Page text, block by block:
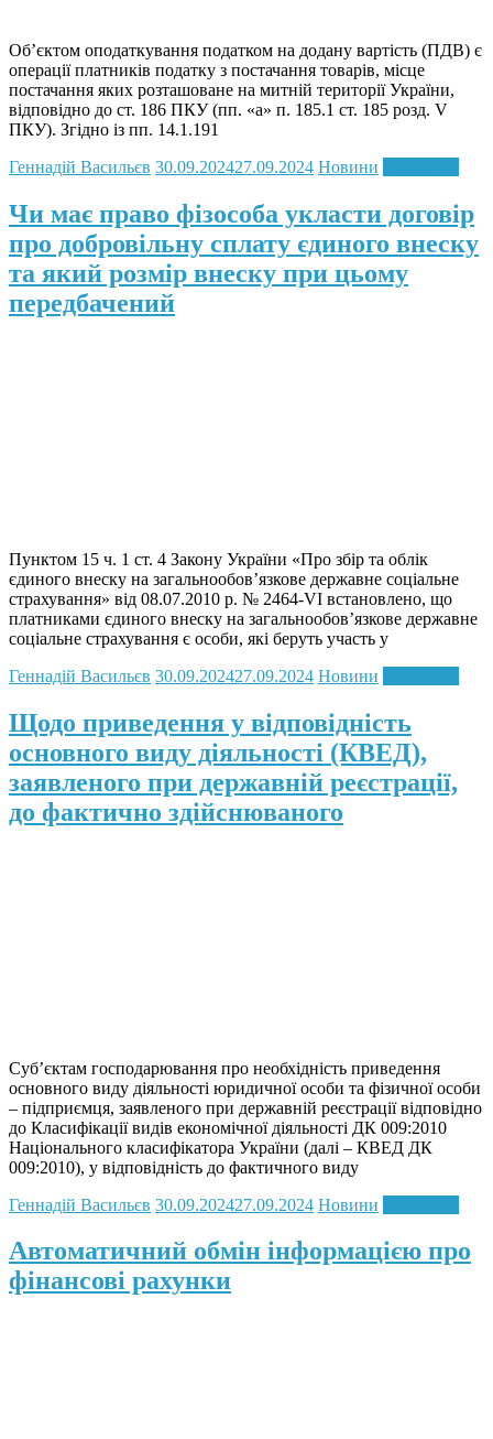
Об’єктом оподаткування податком на додану вартість (ПДВ) є
операції платників податку з постачання товарів, місце
постачання яких розташоване на митній території України,
відповідно до ст. 186 ПКУ (пп. «а» п. 185.1 ст. 185 розд. V
ПКУ). Згідно із пп. 14.1.191
Геннадій Васильєв 30.09.202427.09.2024 Новини
Чи має право фізособа укласти договір
про добровільну сплату єдиного внеску
та який розмір внеску при цьому
передбачений
Пунктом 15 ч. 1 ст. 4 Закону України «Про збір та облік
єдиного внеску на загальнообов’язкове державне соціальне
страхування» від 08.07.2010 р. № 2464-VI встановлено, що
платниками єдиного внеску на загальнообов’язкове державне
соціальне страхування є особи, які беруть участь у
Геннадій Васильєв 30.09.202427.09.2024 Новини
Щодо приведення у відповідність
основного виду діяльності (КВЕД),
заявленого при державній реєстрації,
до фактично здійснюваного
Суб’єктам господарювання про необхідність приведення
основного виду діяльності юридичної особи та фізичної особи
– підприємця, заявленого при державній реєстрації відповідно
до Класифікації видів економічної діяльності ДК 009:2010
Національного класифікатора України (далі – КВЕД ДК
009:2010), у відповідність до фактичного виду
Геннадій Васильєв 30.09.202427.09.2024 Новини
Автоматичний обмін інформацією про
фінансові рахунки